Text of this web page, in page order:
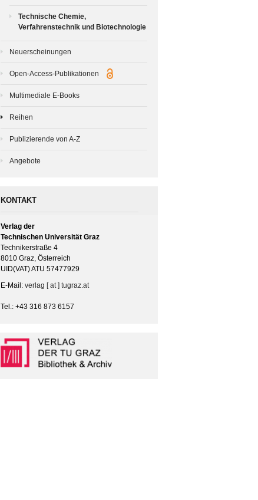
Technische Chemie,
Verfahrenstechnik und Biotechnologie
Neuerscheinungen
Open-Access-Publikationen
Multimediale E-Books
Reihen
Publizierende von A-Z
Angebote
KONTAKT
Verlag der
Technischen Universität Graz
Technikerstraße 4
8010 Graz, Österreich
UID(VAT) ATU 57477929
E-Mail: verlag [ at ] tugraz.at
Tel.: +43 316 873 6157